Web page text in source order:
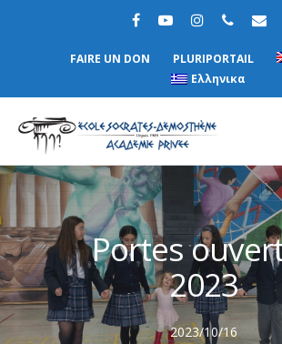
FAIRE UN DON PLURIPORTAIL
Ελληνικα
Hit enter to search or ESC to
Portes
2023
2023/10/16